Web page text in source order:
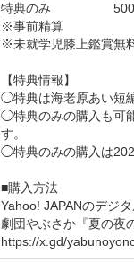
特典のみ 500
※事前精算
※未就学児膝上鑑賞無
【特典情報】
◯特典は海老原あい短
◯特典のみの購入も可
す。
◯特典のみの購入は
■購入方法
Yahoo! JAPANのデジ
劇団やぶさか『夏の夜
https://x.gd/